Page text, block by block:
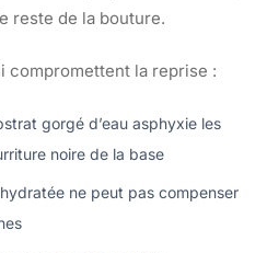
reste de la bouture.
compromettent la reprise :
gorgé d’eau asphyxie les
noire de la base
ne peut pas compenser